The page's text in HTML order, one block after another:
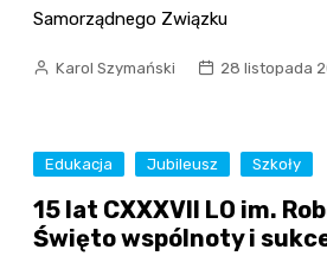
Samorządnego Związku
Karol Szymański 28 listopada
Edukacja Jubileusz Szkoły
15 lat CXXXVII LO im.
Święto wspólnoty i